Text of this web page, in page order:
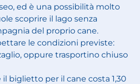
ed è una possibilità molto
scoprire il lago senza
del proprio cane.
le condizioni previste:
oppure trasportino chiuso
biglietto per il cane costa 1,30